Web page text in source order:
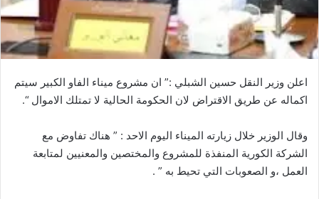
اعلن وزير النقل حسين الشبلي :” ان مشروع ميناء الفاو الكبير سيتم
اكماله عن طريق الاقتراض لان الحكومة الحالية لا تمتلك الاموال “.
وقال الوزير خلال زيارته الميناء اليوم الاحد : ” هناك تفاوض مع
الشركة الكورية المنفذة للمشروع والمختصين والمعنيين لمتابعة
العمل ،و الصعوبات التي تحيط به ” .